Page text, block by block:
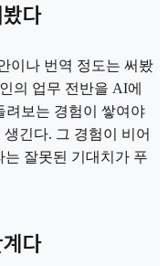
다
이나 번역 정도는 써봤
의 업무 전반을 AI에
려보는 경험이 쌓여야
긴다. 그 경험이 비어
잘못된 기대치가 푸
다